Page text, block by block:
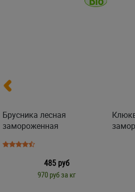
Брусника лесная
замороженная
485 руб
970 руб за кг